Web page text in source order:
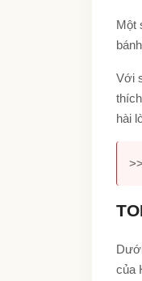
Một
Với
hài
của